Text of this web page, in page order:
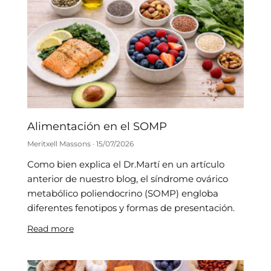
Alimentación en el SOMP
Meritxell Massons 15/07/2026
Como bien explica el Dr.Martí en un artículo
anterior de nuestro blog, el síndrome ovárico
metabólico poliendocrino (SOMP) engloba
diferentes fenotipos y formas de presentación.
Read more